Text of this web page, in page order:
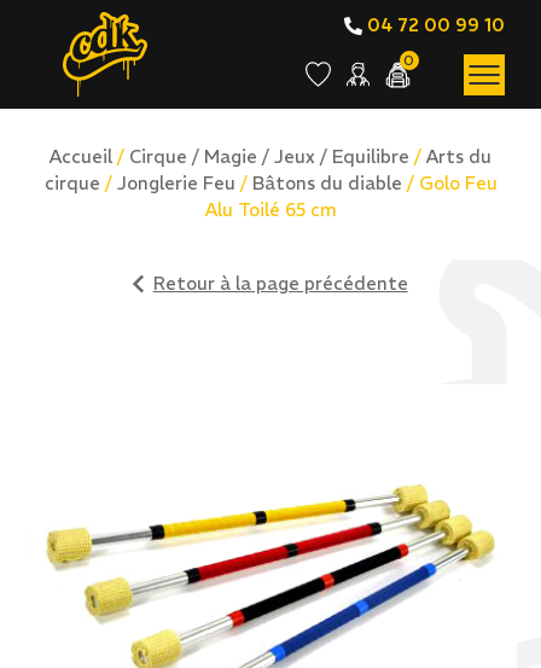
04 72 00 99 10
0
Accueil / Cirque / Magie / Jeux / Equilibre / Arts du
cirque / Jonglerie Feu / Bâtons du diable / Golo Feu
Alu Toilé 65 cm
Retour à la page précédente